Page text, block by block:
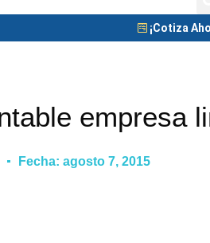
¡Cotiza
empresa
Fecha: agosto 7, 2015